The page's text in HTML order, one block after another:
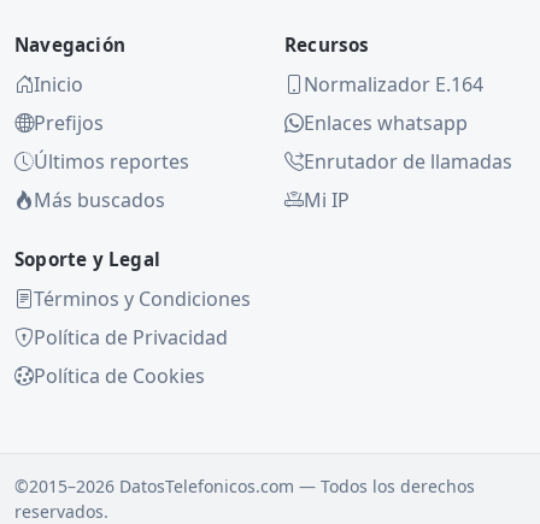
Navegación
Inicio
Prefijos
Últimos reportes
Más buscados
Recursos
Normalizador E.164
Enlaces whatsapp
Enrutador de llamadas
Mi IP
Soporte y Legal
Términos y Condiciones
Política de Privacidad
Política de Cookies
©2015–2026 DatosTelefonicos.com — Todos los derechos
reservados.